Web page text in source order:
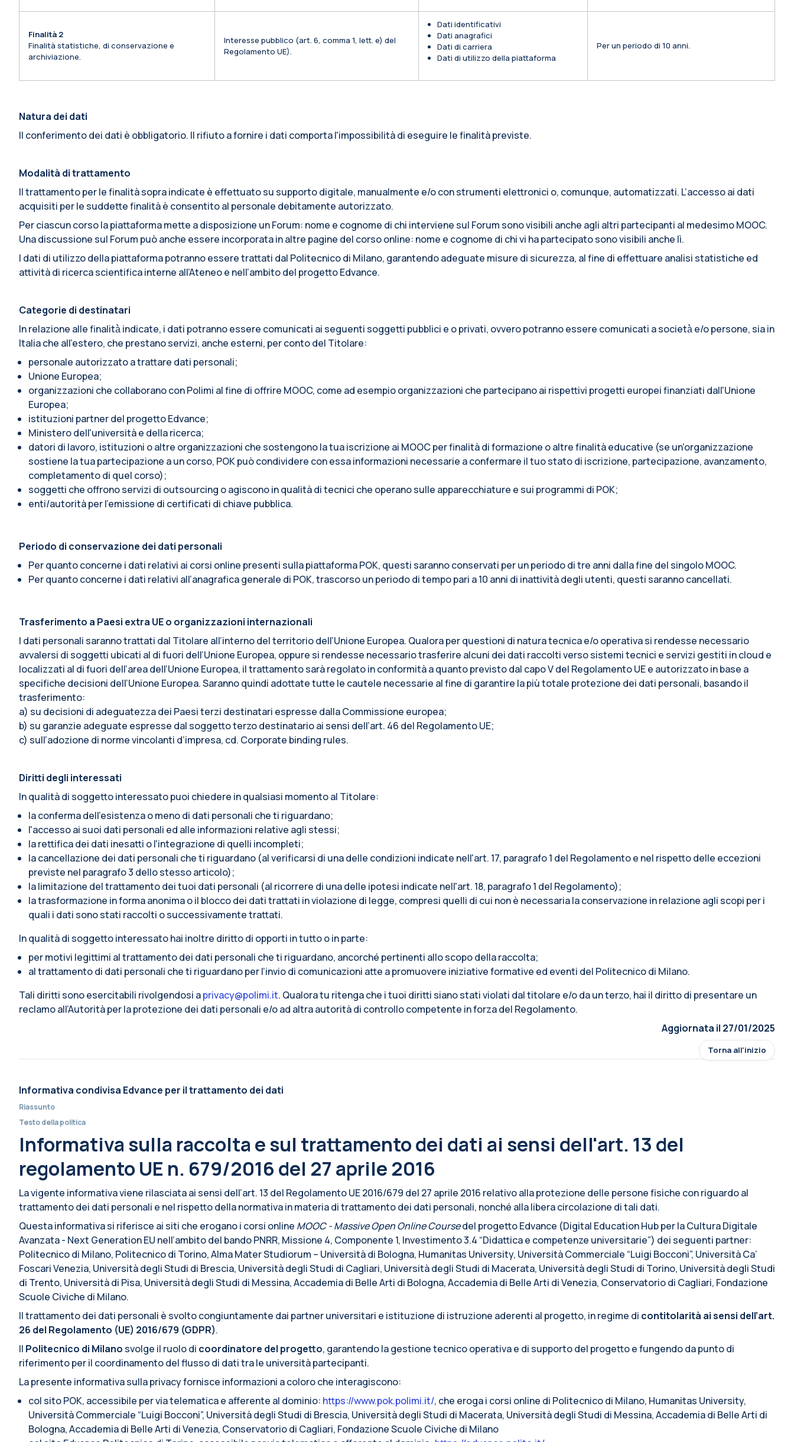
Finalità 2
Finalità statistiche, di conservazione e
archiviazione.
Interesse pubblico (art. 6, comma 1, lett. e) del
Regolamento UE).
Dati identificativi
Dati anagrafici
Dati di carriera
Dati di utilizzo della piattaforma
Per un periodo di 10 anni.
Natura dei dati
Il conferimento dei dati è obbligatorio. Il rifiuto a fornire i dati comporta l'impossibilità di eseguire le finalità previste.
Modalità di trattamento
Il trattamento per le finalità sopra indicate è effettuato su supporto digitale, manualmente e/o con strumenti elettronici o, comunque, automatizzati. L’accesso ai dati
acquisiti per le suddette finalità è consentito al personale debitamente autorizzato.
Per ciascun corso la piattaforma mette a disposizione un Forum: nome e cognome di chi interviene sul Forum sono visibili anche agli altri partecipanti al medesimo MOOC.
Una discussione sul Forum può anche essere incorporata in altre pagine del corso online: nome e cognome di chi vi ha partecipato sono visibili anche lì.
I dati di utilizzo della piattaforma potranno essere trattati dal Politecnico di Milano, garantendo adeguate misure di sicurezza, al fine di effettuare analisi statistiche ed
attività di ricerca scientifica interne all’Ateneo e nell’ambito del progetto Edvance.
Categorie di destinatari
In relazione alle finalità̀ indicate, i dati potranno essere comunicati ai seguenti soggetti pubblici e o privati, ovvero potranno essere comunicati a società̀ e/o persone, sia in
Italia che all’estero, che prestano servizi, anche esterni, per conto del Titolare:
personale autorizzato a trattare dati personali;
Unione Europea;
organizzazioni che collaborano con Polimi al fine di offrire MOOC, come ad esempio organizzazioni che partecipano ai rispettivi progetti europei finanziati dall'Unione
Europea;
istituzioni partner del progetto Edvance;
Ministero dell'università e della ricerca;
datori di lavoro, istituzioni o altre organizzazioni che sostengono la tua iscrizione ai MOOC per finalità di formazione o altre finalità educative (se un'organizzazione
sostiene la tua partecipazione a un corso, POK può condividere con essa informazioni necessarie a confermare il tuo stato di iscrizione, partecipazione, avanzamento,
completamento di quel corso);
soggetti che offrono servizi di outsourcing o agiscono in qualità di tecnici che operano sulle apparecchiature e sui programmi di POK;
enti/autorità per l'emissione di certificati di chiave pubblica.
Periodo di conservazione dei dati personali
Per quanto concerne i dati relativi ai corsi online presenti sulla piattaforma POK, questi saranno conservati per un periodo di tre anni dalla fine del singolo MOOC.
Per quanto concerne i dati relativi all’anagrafica generale di POK, trascorso un periodo di tempo pari a 10 anni di inattività degli utenti, questi saranno cancellati.
Trasferimento a Paesi extra UE o organizzazioni internazionali
I dati personali saranno trattati dal Titolare all’interno del territorio dell’Unione Europea. Qualora per questioni di natura tecnica e/o operativa si rendesse necessario
avvalersi di soggetti ubicati al di fuori dell’Unione Europea, oppure si rendesse necessario trasferire alcuni dei dati raccolti verso sistemi tecnici e servizi gestiti in cloud e
localizzati al di fuori dell’area dell’Unione Europea, il trattamento sarà regolato in conformità a quanto previsto dal capo V del Regolamento UE e autorizzato in base a
specifiche decisioni dell’Unione Europea. Saranno quindi adottate tutte le cautele necessarie al fine di garantire la più totale protezione dei dati personali, basando il
trasferimento:
a) su decisioni di adeguatezza dei Paesi terzi destinatari espresse dalla Commissione europea;
b) su garanzie adeguate espresse dal soggetto terzo destinatario ai sensi dell’art. 46 del Regolamento UE;
c) sull’adozione di norme vincolanti d’impresa, cd. Corporate binding rules.
Diritti degli interessati
In qualità di soggetto interessato puoi chiedere in qualsiasi momento al Titolare:
la conferma dell’esistenza o meno di dati personali che ti riguardano;
l'accesso ai suoi dati personali ed alle informazioni relative agli stessi;
la rettifica dei dati inesatti o l'integrazione di quelli incompleti;
la cancellazione dei dati personali che ti riguardano (al verificarsi di una delle condizioni indicate nell'art. 17, paragrafo 1 del Regolamento e nel rispetto delle eccezioni
previste nel paragrafo 3 dello stesso articolo);
la limitazione del trattamento dei tuoi dati personali (al ricorrere di una delle ipotesi indicate nell'art. 18, paragrafo 1 del Regolamento);
la trasformazione in forma anonima o il blocco dei dati trattati in violazione di legge, compresi quelli di cui non è necessaria la conservazione in relazione agli scopi per i
quali i dati sono stati raccolti o successivamente trattati.
In qualità di soggetto interessato hai inoltre diritto di opporti in tutto o in parte:
per motivi legittimi al trattamento dei dati personali che ti riguardano, ancorché pertinenti allo scopo della raccolta;
al trattamento di dati personali che ti riguardano per l’invio di comunicazioni atte a promuovere iniziative formative ed eventi del Politecnico di Milano.
Tali diritti sono esercitabili rivolgendosi aprivacy@polimi.it. Qualora tu ritenga che i tuoi diritti siano stati violati dal titolare e/o da un terzo, hai il diritto di presentare un
reclamo all’Autorità per la protezione dei dati personali e/o ad altra autorità di controllo competente in forza del Regolamento.
Aggiornata il 27/01/2025
Torna all'inizio
Informativa condivisa Edvance per il trattamento dei dati
Riassunto
Testo della politica
Informativa sulla raccolta e sul trattamento dei dati ai sensi dell'art. 13 del
regolamento UE n. 679/2016 del 27 aprile 2016
La vigente informativa viene rilasciata ai sensi dell’art. 13 del Regolamento UE 2016/679 del 27 aprile 2016 relativo alla protezione delle persone fisiche con riguardo al
trattamento dei dati personali e nel rispetto della normativa in materia di trattamento dei dati personali, nonché alla libera circolazione di tali dati.
Questa informativa si riferisce ai siti che erogano i corsi online MOOC - Massive Open Online Coursedel progetto Edvance (Digital Education Hub per la Cultura Digitale
Avanzata - Next Generation EU nell’ambito del bando PNRR, Missione 4, Componente 1, Investimento 3.4 “Didattica e competenze universitarie”) dei seguenti partner:
Politecnico di Milano, Politecnico di Torino, Alma Mater Studiorum – Università di Bologna, Humanitas University, Università Commerciale “Luigi Bocconi”, Università Ca’
Foscari Venezia, Università degli Studi di Brescia, Università degli Studi di Cagliari, Università degli Studi di Macerata, Università degli Studi di Torino, Università degli Studi
di Trento, Università di Pisa, Università degli Studi di Messina, Accademia di Belle Arti di Bologna, Accademia di Belle Arti di Venezia, Conservatorio di Cagliari, Fondazione
Scuole Civiche di Milano.
Il trattamento dei dati personali è svolto congiuntamente dai partner universitari e istituzione di istruzione aderenti al progetto, in regime di contitolarità ai sensi dell’art.
26 del Regolamento (UE) 2016/679 (GDPR).
Il Politecnico di Milano svolge il ruolo di coordinatore del progetto, garantendo la gestione tecnico operativa e di supporto del progetto e fungendo da punto di
riferimento per il coordinamento del flusso di dati tra le università partecipanti.
La presente informativa sulla privacy fornisce informazioni a coloro che interagiscono:
col sito POK, accessibile per via telematica e afferente al dominio: https://www.pok.polimi.it/, che eroga i corsi online di Politecnico di Milano, Humanitas University,
Università Commerciale “Luigi Bocconi”, Università degli Studi di Brescia, Università degli Studi di Macerata, Università degli Studi di Messina, Accademia di Belle Arti di
Bologna, Accademia di Belle Arti di Venezia, Conservatorio di Cagliari, Fondazione Scuole Civiche di Milano